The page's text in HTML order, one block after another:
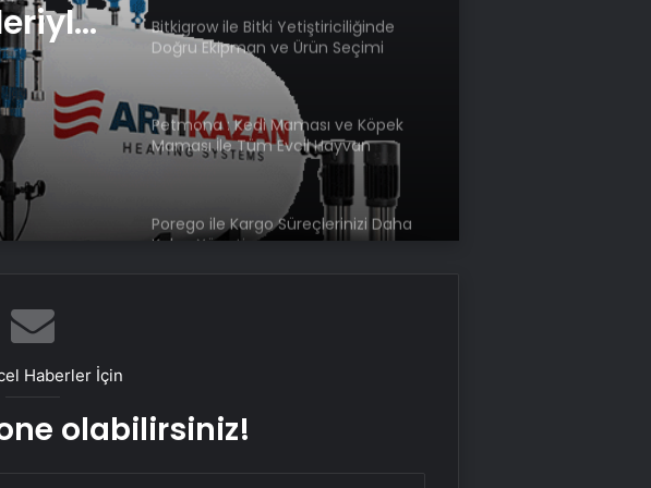
Bitkigrow ile Bitki Yetiştiriciliğinde
Doğru Ekipman ve Ürün Seçimi
Petmona : Kedi Maması ve Köpek
Maması İle Tüm Evcil Hayvan
Porego ile Kargo Süreçlerinizi Daha
Kolay Yönetin
Esat Bey Shop ile Sosyal Medya
Hizmetlerinde Güçlü Panel
Haberler İçin
olabilirsiniz!